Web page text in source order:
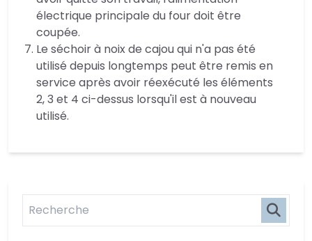
électrique principale du four doit être
coupée.
Le séchoir à noix de cajou qui n'a pas été
utilisé depuis longtemps peut être remis en
service après avoir réexécuté les éléments
2, 3 et 4 ci-dessus lorsqu'il est à nouveau
utilisé.